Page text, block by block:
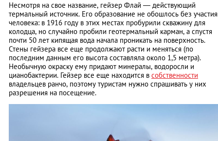
Несмотря на свое название, гейзер Флай — действующий
термальный источник. Его образование не обошлось без участия
человека: в 1916 году в этих местах пробурили скважину для
колодца, но случайно пробили геотермальный карман, а спустя
почти 50 лет кипящая вода начала проникать на поверхность.
Стены гейзера все еще продолжают расти и меняться (по
последним данным его высота составляла около 1,5 метра).
Необычную окраску ему придают минералы, водоросли и
цианобактерии. Гейзер все еще находится в собственности
владельцев ранчо, поэтому туристам нужно спрашивать у них
разрешения на посещение.